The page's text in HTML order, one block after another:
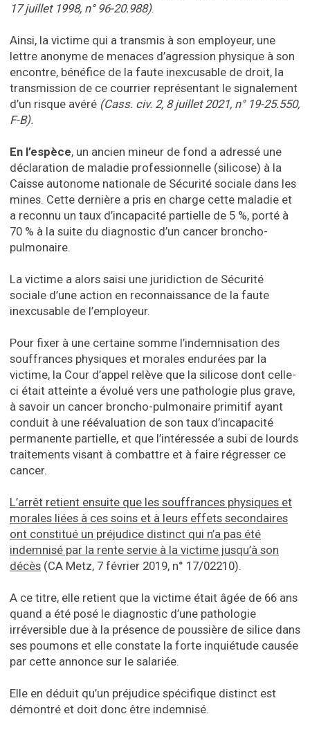
17 juillet 1998, n° 96-20.988).
Ainsi, la victime qui a transmis à son employeur, une
lettre anonyme de menaces d’agression physique à son
encontre, bénéfice de la faute inexcusable de droit, la
transmission de ce courrier représentant le signalement
d’un risque avéré (Cass. civ. 2, 8 juillet 2021, n° 19-25.550,
F-B).
En l’espèce, un ancien mineur de fond a adressé une
déclaration de maladie professionnelle (silicose) à la
Caisse autonome nationale de Sécurité sociale dans les
mines. Cette dernière a pris en charge cette maladie et
a reconnu un taux d’incapacité partielle de 5 %, porté à
70 % à la suite du diagnostic d’un cancer broncho-
pulmonaire.
La victime a alors saisi une juridiction de Sécurité
sociale d’une action en reconnaissance de la faute
inexcusable de l’employeur.
Pour fixer à une certaine somme l’indemnisation des
souffrances physiques et morales endurées par la
victime, la Cour d’appel relève que la silicose dont celle-
ci était atteinte a évolué vers une pathologie plus grave,
à savoir un cancer broncho-pulmonaire primitif ayant
conduit à une réévaluation de son taux d’incapacité
permanente partielle, et que l’intéressée a subi de lourds
traitements visant à combattre et à faire régresser ce
cancer.
L’arrêt retient ensuite que les souffrances physiques et
morales liées à ces soins et à leurs effets secondaires
ont constitué un préjudice distinct qui n’a pas été
indemnisé par la rente servie à la victime jusqu’à son
décès (CA Metz, 7 février 2019, n° 17/02210).
A ce titre, elle retient que la victime était âgée de 66 ans
quand a été posé le diagnostic d’une pathologie
irréversible due à la présence de poussière de silice dans
ses poumons et elle constate la forte inquiétude causée
par cette annonce sur le salariée.
Elle en déduit qu’un préjudice spécifique distinct est
démontré et doit donc être indemnisé.